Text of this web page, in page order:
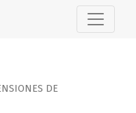
conejo (Pudella
DE